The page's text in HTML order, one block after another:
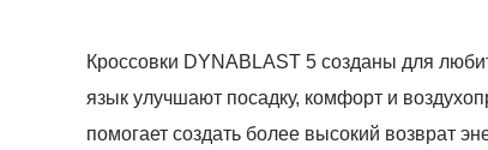
Кроссовки DYNABLAST 5 созданы для
язык улучшают посадку, комфорт и
помогает создать более высокий возврат